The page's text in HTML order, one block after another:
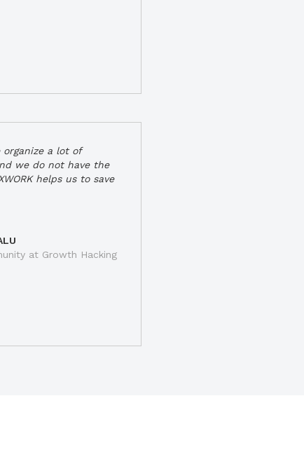
organize a lot of
we do not have the
helps us to save
at Growth Hacking